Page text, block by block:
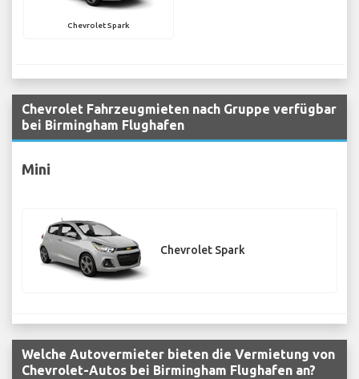
Chevrolet Spark
Chevrolet Fahrzeugmieten nach Gruppe verfügbar
bei Birmingham Flughafen
Mini
Chevrolet Spark
Welche Autovermieter bieten die Vermietung von
Chevrolet-Autos bei Birmingham Flughafen an?